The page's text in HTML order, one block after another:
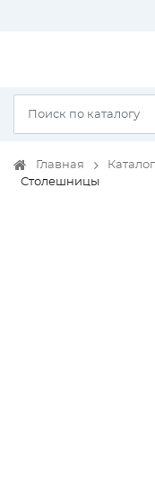
Главная Каталог
Столешницы